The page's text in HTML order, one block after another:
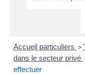
Accueil particuliers >
dans le secteur privé
effectuer